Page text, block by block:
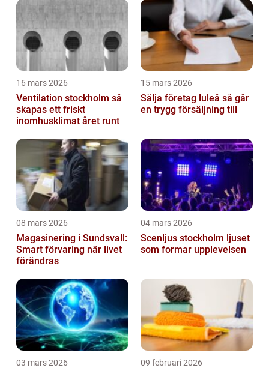
investering
16 mars 2026
Ventilation stockholm så
skapas ett friskt
inomhusklimat året runt
15 mars 2026
Sälja företag luleå så går
en trygg försäljning till
08 mars 2026
Magasinering i Sundsvall:
Smart förvaring när livet
förändras
04 mars 2026
Scenljus stockholm ljuset
som formar upplevelsen
03 mars 2026 09 februari 2026